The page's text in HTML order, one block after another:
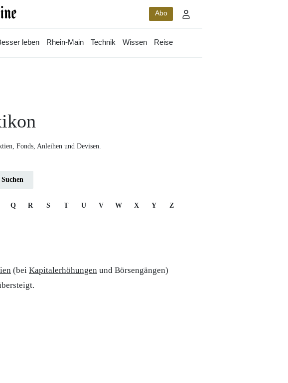
Abo
leben Rhein-Main Technik Wissen Reise
Fonds, Anleihen und Devisen.
Suchen
Q R S T U V W X Y Z
(bei Kapitalerhöhungen und Börsengängen)